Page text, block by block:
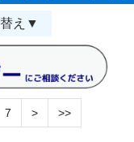
え
7 > >>